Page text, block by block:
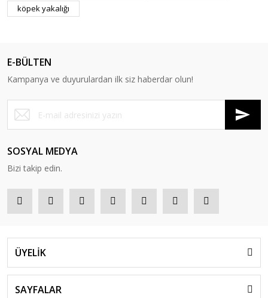
köpek yakalığı
E-BÜLTEN
Kampanya ve duyurulardan ilk siz haberdar olun!
SOSYAL MEDYA
Bizi takip edin.
ÜYELİK
SAYFALAR